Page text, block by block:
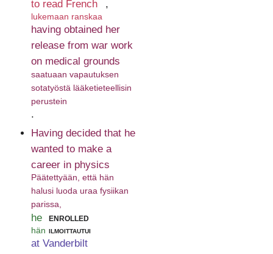
to read French
lukemaan ranskaa
,
having obtained her
release from war work
on medical grounds
saatuaan vapautuksen
sotatyöstä lääketieteellisin
perustein
.
Having decided that he
wanted to make a
career in physics
Päätettyään, että hän
halusi luoda uraa fysiikan
parissa,
he
hän
enrolled
ilmoittautui
at Vanderbilt